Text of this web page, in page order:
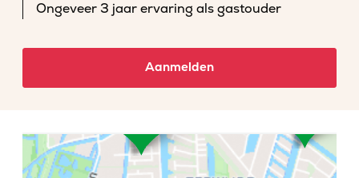
Ongeveer 3 jaar ervaring als gastouder
Aanmelden